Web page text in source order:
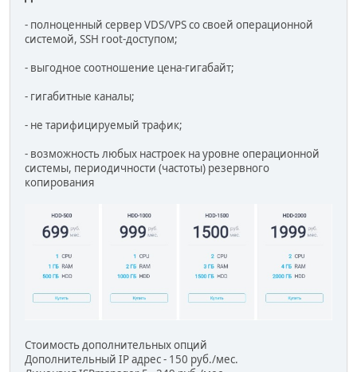
- полноценный сервер VDS/VPS со своей операционной
системой, SSH root-доступом;
- выгодное соотношение цена-гигабайт;
- гигабитные каналы;
- не тарифицируемый трафик;
- возможность любых настроек на уровне операционной
системы, периодичности (частоты) резервного
копирования
Стоимость дополнительных опций
Дополнительный IP адрес - 150 руб./мес.